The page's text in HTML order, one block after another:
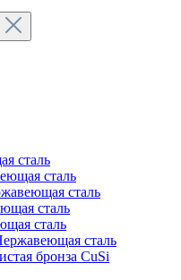
сталь
сталь
сталь
сталь
сталь
сталь
бронза CuSi